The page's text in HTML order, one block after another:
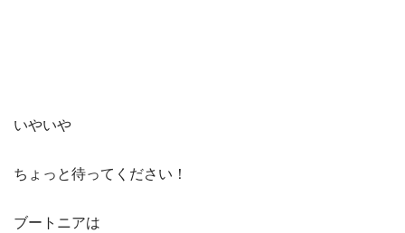
いやいや
ちょっと待ってください！
ブートニアは